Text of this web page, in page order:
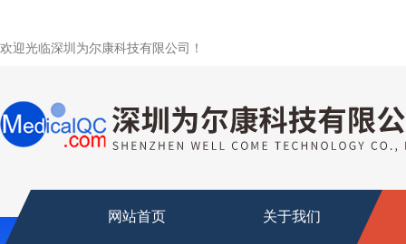
欢迎光临深圳为尔康科技有限公司！
网站首页 关于我们